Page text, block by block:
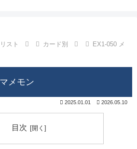
スト カード別
EX1-050 メ
メモン
2025.01.01 2026.05.10
目次